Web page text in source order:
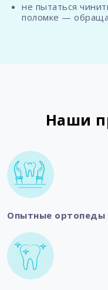
не пытаться
поломке —
Наши
Опытные ортопеды